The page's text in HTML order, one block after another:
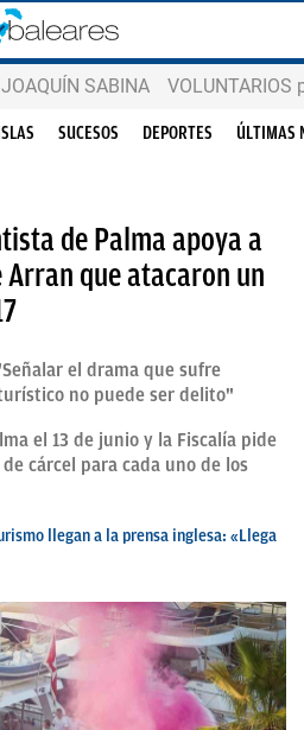
SABINA VOLUNTARIOS
SUCESOS DEPORTES ÚLTIMAS
de Palma apoya a
que atacaron un
el drama que sufre
no puede ser delito"
el 13 de junio y la Fiscalía pide
cárcel para cada uno de los
llegan a la prensa inglesa: «Llega